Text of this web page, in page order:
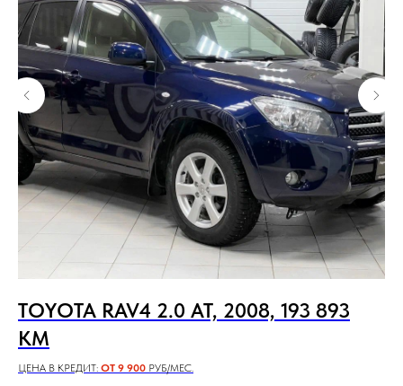
TOYOTA RAV4 2.0 AT, 2008, 193 893
КМ
ЦЕНА В КРЕДИТ: ОТ 9 900 РУБ/МЕС.